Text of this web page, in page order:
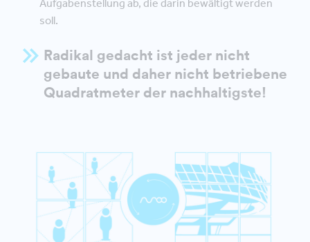
Aufgabenstellung ab, die darin bewältigt werden
soll.
Radikal gedacht ist jeder nicht
gebaute und daher nicht betriebene
Quadratmeter der nachhaltigste!